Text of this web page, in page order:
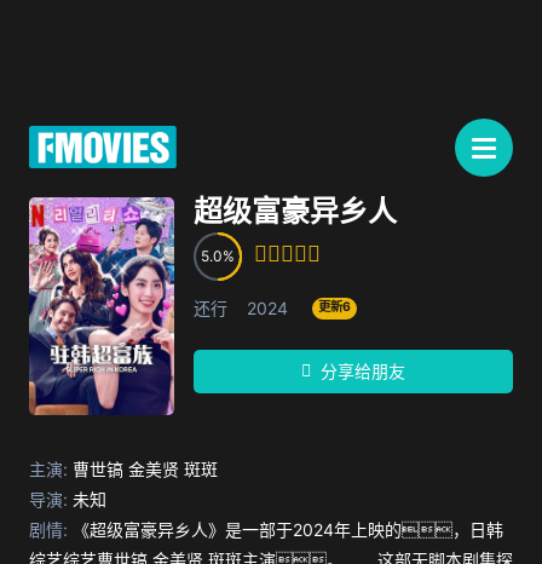
超级富豪异乡人
5.0
还行 2024 更新6
分享给朋友
主演: 曹世镐 金美贤 斑斑
导演: 未知
剧情: 《超级富豪异乡人》是一部于2024年上映的，日韩